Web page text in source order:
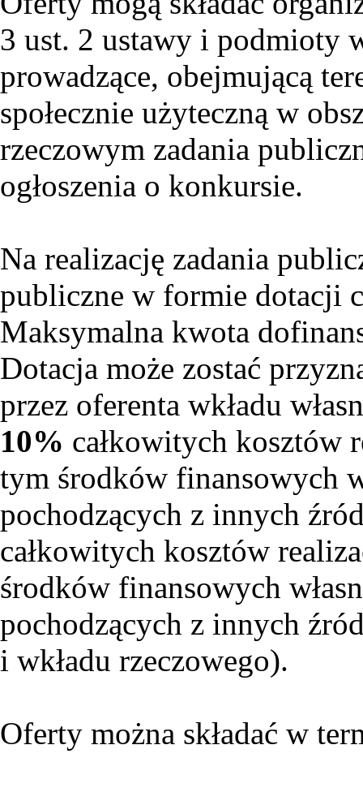
3 ust. 2 ustawy i podmioty
prowadzące, obejmującą
społecznie użyteczną w
rzeczowym zadania
ogłoszenia o konkursie.
Na realizację zadania
publiczne w formie dotacji
Maksymalna kwota
Dotacja może zostać
przez oferenta wkładu
10% całkowitych kosztów
tym środków finansowych
pochodzących z innych
całkowitych kosztów
środków finansowych
pochodzących z innych
i wkładu rzeczowego).
Oferty można składać w